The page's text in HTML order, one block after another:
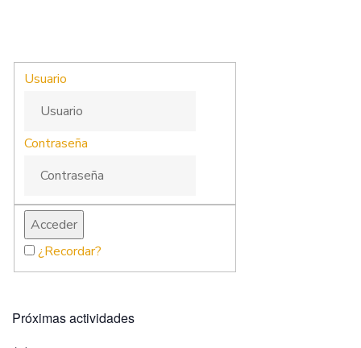
Usuario
Contraseña
¿Recordar?
Próximas actividades